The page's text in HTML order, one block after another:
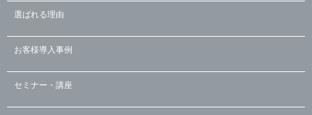
選ばれる理由
お客様導入事例
セミナー・講座